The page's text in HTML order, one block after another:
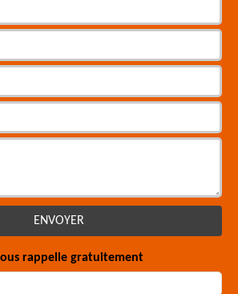
rappelle gratuitement